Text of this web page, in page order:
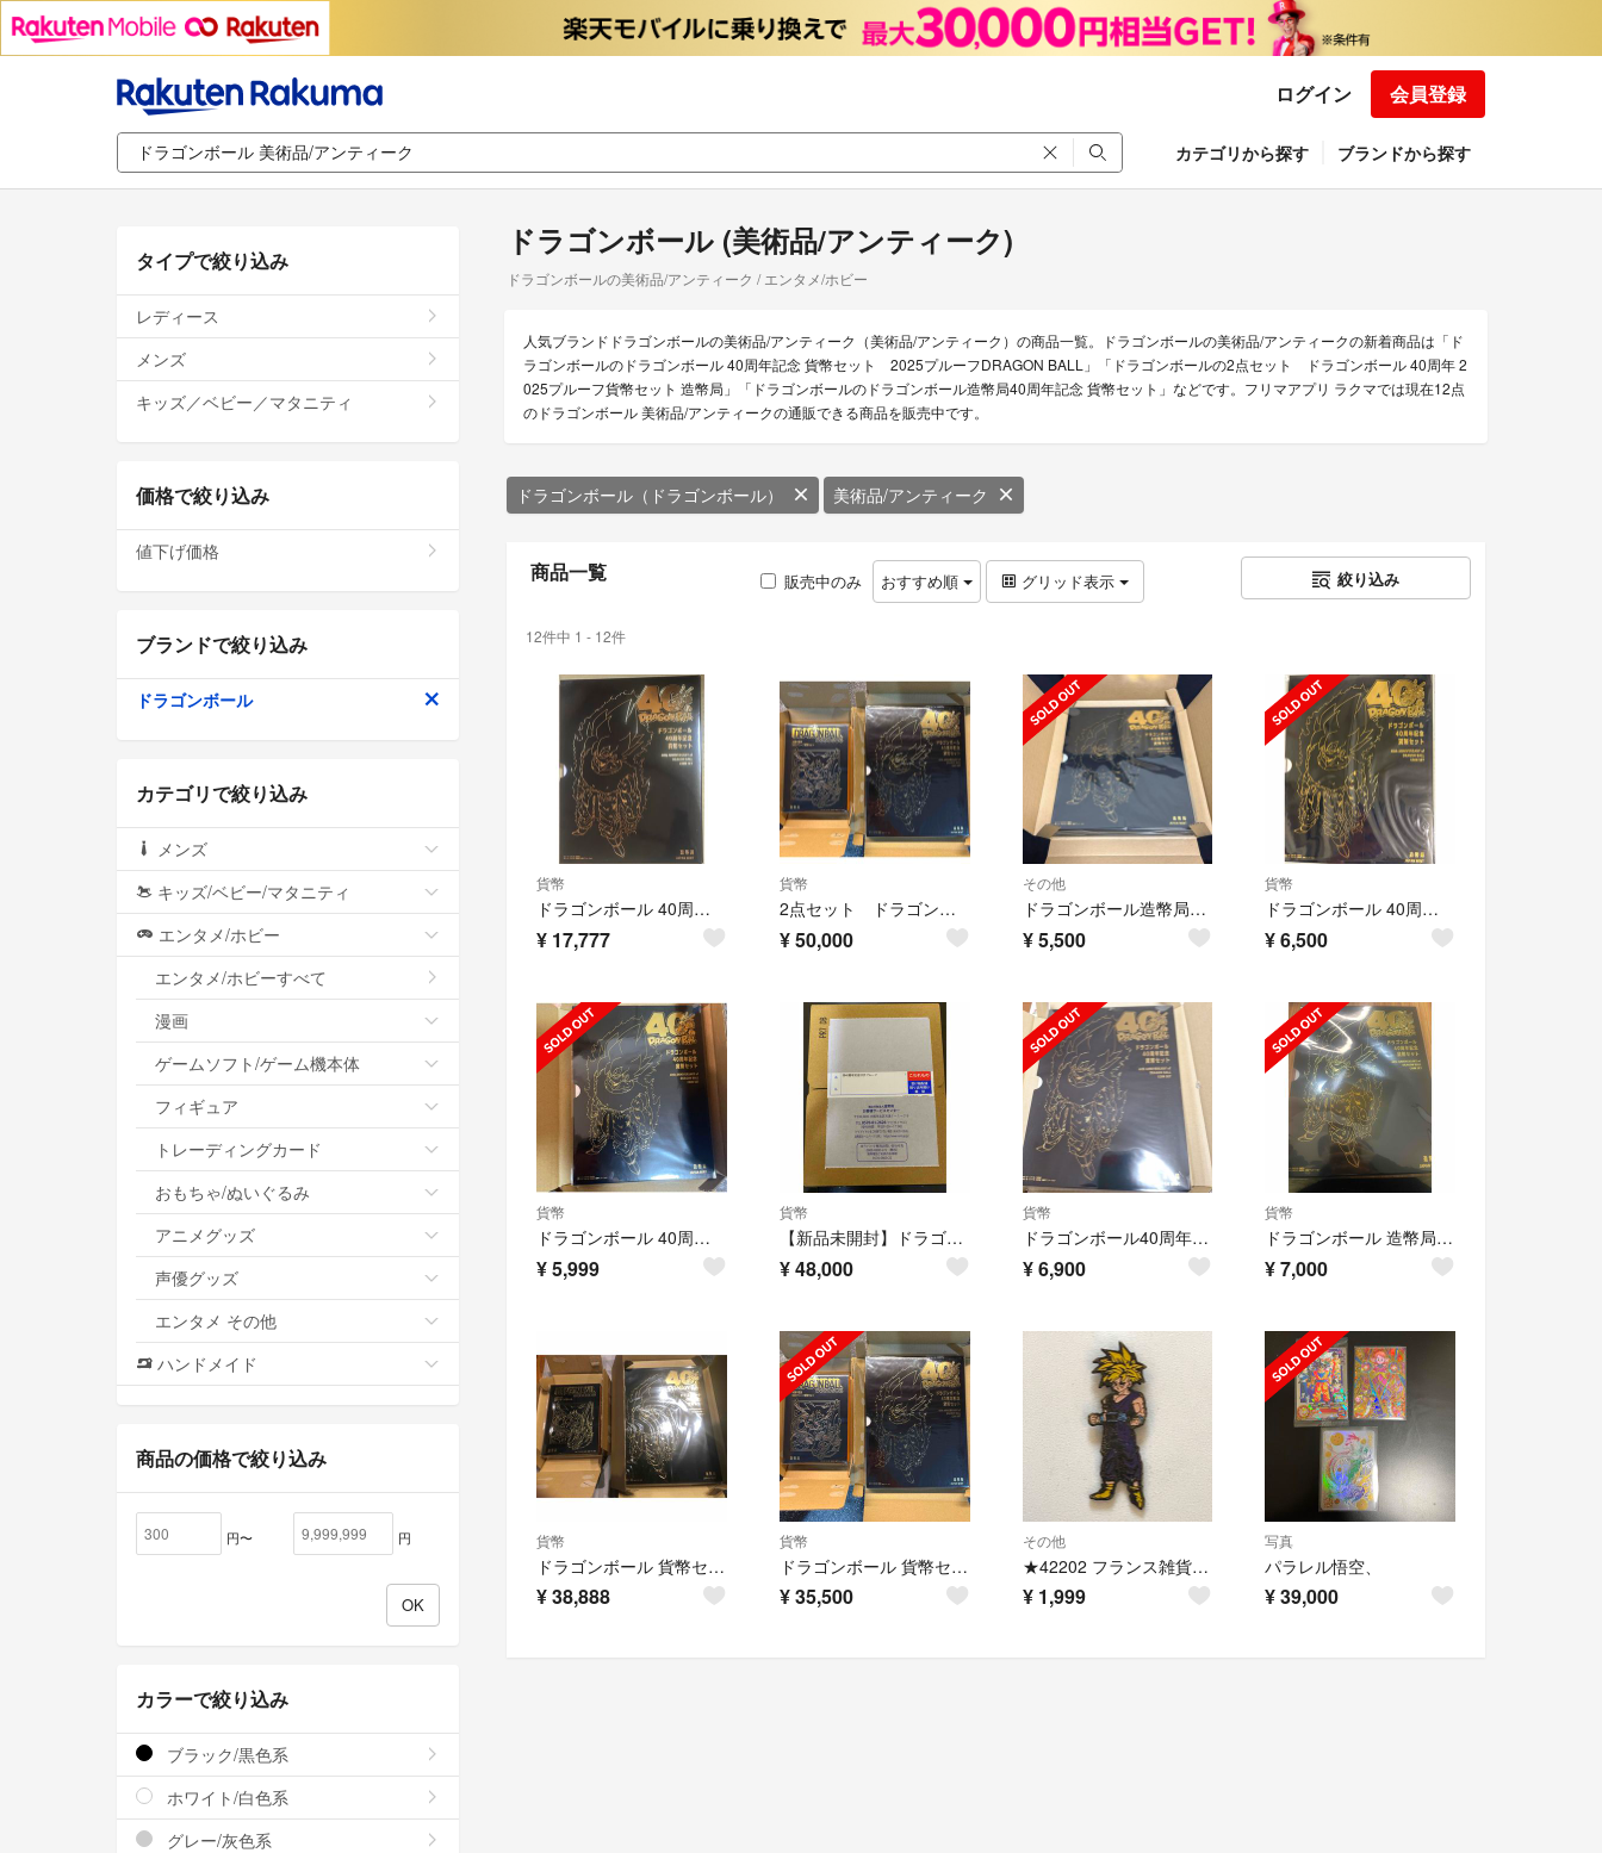
ログイン 会員登録
カテゴリから探す ブランドから探す
ドラゴンボール (美術品/アンティーク)
ドラゴンボールの美術品/アンティーク / エンタメ/ホビー
人気ブランドドラゴンボールの美術品/アンティーク（美術品/アンティーク）の商品一覧。ドラゴンボールの美術品/アンティークの新着商品は「ド
ラゴンボールのドラゴンボール 40周年記念 貨幣セット 2025プルーフDRAGON BALL」「ドラゴンボールの2点セット ドラゴンボール 40周年 2
025プルーフ貨幣セット 造幣局」「ドラゴンボールのドラゴンボール造幣局40周年記念 貨幣セット」などです。フリマアプリ ラクマでは現在12点
のドラゴンボール 美術品/アンティークの通販できる商品を販売中です。
ドラゴンボール（ドラゴンボール） 美術品/アンティーク
商品一覧 販売中のみ おすすめ順 グリッド表示 絞り込み
12件中 1 - 12件
貨幣
ドラゴンボール 40周年記念 貨幣セット 2025プルーフDRAGON BALL
¥ 17,777
貨幣
2点セット ドラゴンボール 40周年 2025プルーフ貨幣セット 造幣局
¥50,000
その他
ドラゴンボール造幣局40周年記念 貨幣セット
¥5,500
貨幣
ドラゴンボール 40周年記念 2025プルーフ貨幣セット
¥6,500
貨幣
ドラゴンボール 40周年記念貨幣セット（貨幣は無しとなります）
¥5,999
貨幣
【新品未開封】ドラゴンボール40周年記念 プルーフ貨幣セット 2025
¥48,000
貨幣
ドラゴンボール40周年記念貨幣セット
¥6,900
貨幣
ドラゴンボール 造幣局 40周年記念硬貨
¥7,000
貨幣
ドラゴンボール 貨幣セット 40周年
¥38,888
貨幣
ドラゴンボール 貨幣セット 40周年
¥35,500
その他
★42202 フランス雑貨 ピンズ ピンバッジ ドラゴンボール スーパーサイヤ人
¥ 1,999
写真
パラレル悟空、
¥39,000
タイプで絞り込み
レディース
メンズ
キッズ／ベビー／マタニティ
価格で絞り込み
値下げ価格
ブランドで絞り込み
ドラゴンボール
カテゴリで絞り込み
メンズ
キッズ/ベビー/マタニティ
エンタメ/ホビー
エンタメ/ホビーすべて
漫画
ゲームソフト/ゲーム機本体
フィギュア
トレーディングカード
おもちゃ/ぬいぐるみ
アニメグッズ
声優グッズ
エンタメ その他
ハンドメイド
商品の価格で絞り込み
円〜 円
カラーで絞り込み
ブラック/黒色系
ホワイト/白色系
グレー/灰色系